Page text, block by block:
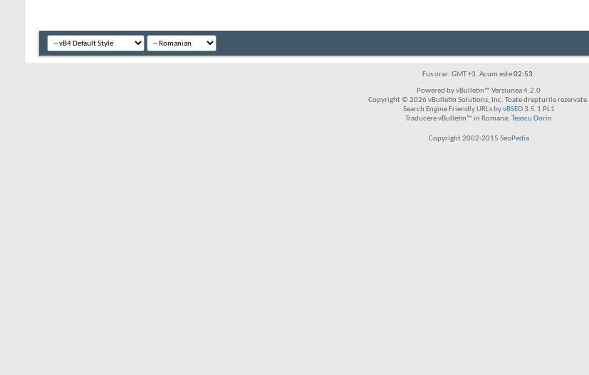
Fus orar: GMT +3. Acum este02:53.
Powered by vBulletin™ Versiunea 4.2.0
Copyright © 2026 vBulletin Solutions, Inc. Toate drepturile rezervate.
Search Engine Friendly URLs byvBSEO3.5.1 PL1
Traducere vBulletin™ in Romana: Teascu Dorin
Copyright 2002-2015 SeoPedia